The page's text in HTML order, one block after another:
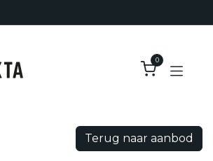
0
Terug naar aanbod